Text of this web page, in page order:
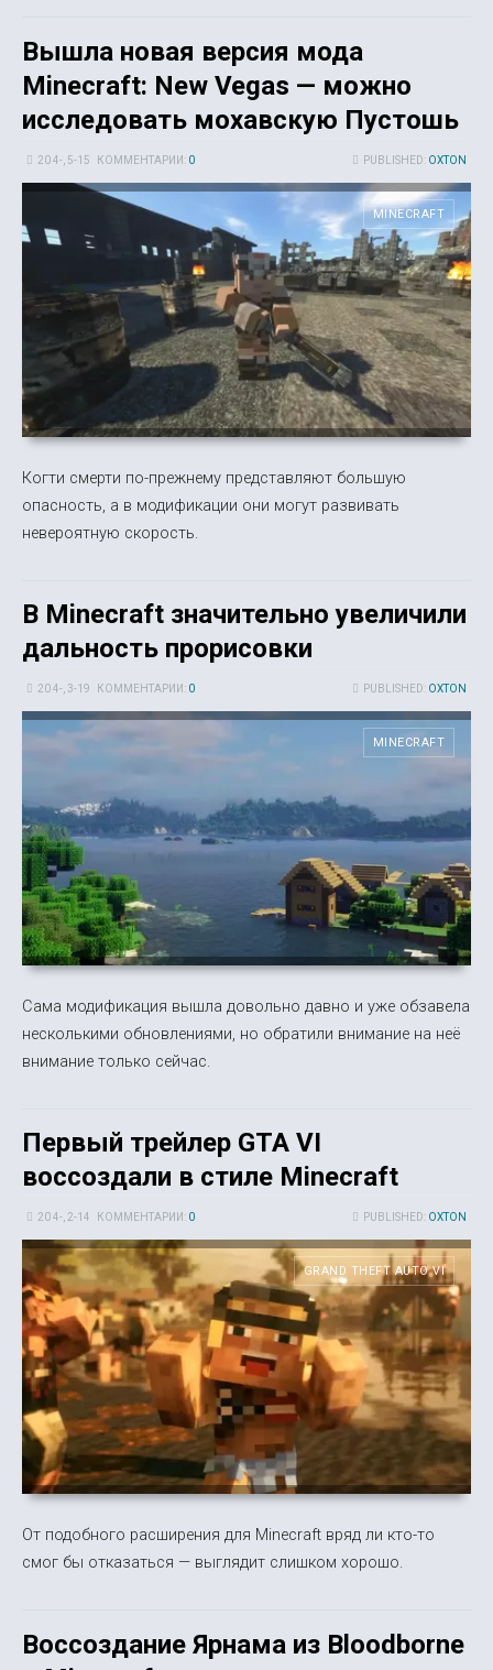
Вышла новая версия мода
Minecraft: New Vegas — можно
исследовать мохавскую Пустошь
PUBLISHED: OXTON
20 4-, 5-15 КОММЕНТАРИИ: 0
MINECRAFT
Когти смерти по-прежнему представляют большую
опасность, а в модификации они могут развивать
невероятную скорость.
В Minecraft значительно увеличили
дальность прорисовки
PUBLISHED: OXTON
20 4-, 3-19 КОММЕНТАРИИ: 0
MINECRAFT
Сама модификация вышла довольно давно и уже обзавела
несколькими обновлениями, но обратили внимание на неё
внимание только сейчас.
Первый трейлер GTA VI
воссоздали в стиле Minecraft
PUBLISHED: OXTON
20 4-, 2-14 КОММЕНТАРИИ: 0
GRAND THEFT AUTO VI
От подобного расширения для Minecraft вряд ли кто-то
смог бы отказаться — выглядит слишком хорошо.
Воссоздание Ярнама из Bloodborne